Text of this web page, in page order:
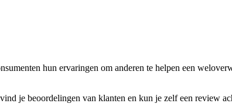
hun ervaringen om anderen te helpen een
je beoordelingen van klanten en kun je zelf een review